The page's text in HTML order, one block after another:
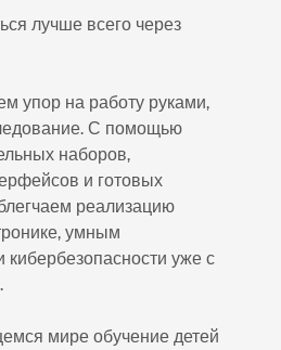
лучше всего через
упор на работу руками,
С помощью
наборов,
и готовых
реализацию
умным
уже с
мире обучение детей